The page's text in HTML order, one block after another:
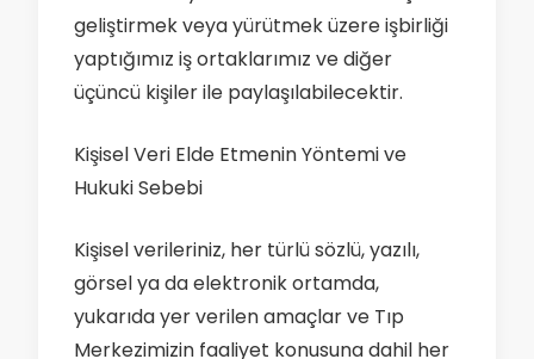
geliştirmek veya yürütmek üzere işbirliği
yaptığımız iş ortaklarımız ve diğer
üçüncü kişiler ile paylaşılabilecektir.
Kişisel Veri Elde Etmenin Yöntemi ve
Hukuki Sebebi
Kişisel verileriniz, her türlü sözlü, yazılı,
görsel ya da elektronik ortamda,
yukarıda yer verilen amaçlar ve Tıp
Merkezimizin faaliyet konusuna dahil her